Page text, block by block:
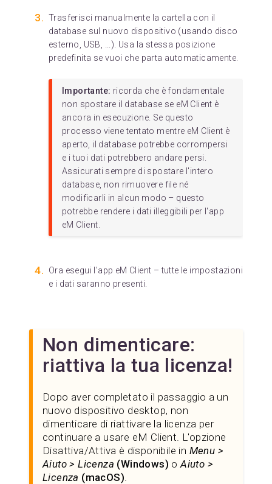
Trasferisci manualmente la cartella con il
database sul nuovo dispositivo (usando disco
esterno, USB, ...). Usa la stessa posizione
predefinita se vuoi che parta automaticamente.
Importante: ricorda che è fondamentale
non spostare il database se eM Client è
ancora in esecuzione. Se questo
processo viene tentato mentre eM Client è
aperto, il database potrebbe corrompersi
e i tuoi dati potrebbero andare persi.
Assicurati sempre di spostare l'intero
database, non rimuovere file né
modificarli in alcun modo – questo
potrebbe rendere i dati illeggibili per l'app
eM Client.
Ora esegui l'app eM Client – tutte le impostazioni
e i dati saranno presenti.
Non dimenticare:
riattiva la tua licenza!
Dopo aver completato il passaggio a un
nuovo dispositivo desktop, non
dimenticare di riattivare la licenza per
continuare a usare eM Client. L'opzione
Disattiva/Attiva è disponibile in Menu >
Aiuto > Licenza (Windows) oAiuto >
Licenza (macOS)